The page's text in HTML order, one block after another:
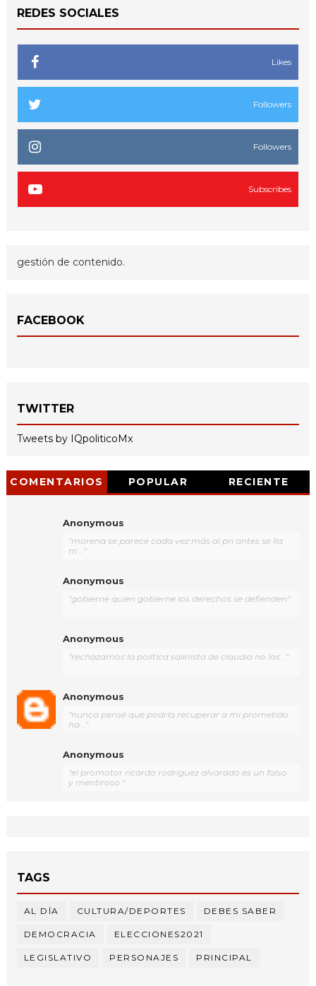
REDES SOCIALES
Likes
Followers
Followers
Subscribes
gestión de contenido.
FACEBOOK
TWITTER
Tweets by IQpoliticoMx
COMENTARIOS POPULAR RECIENTE
Anonymous
"morena se parece cada vez más al pri antes se lla
m..."
Anonymous
"gobierne quien gobierne los derechos se defienden"
Anonymous
"rechazamos la política salinista de claudia no los..."
Anonymous
"nunca pensé que podría recuperar a mi prometido
ha..."
Anonymous
"el promotor ricardo rodríguez alvarado es un falso
y mentiroso "
TAGS
AL DÍA CULTURA/DEPORTES DEBES SABER
DEMOCRACIA ELECCIONES2021
LEGISLATIVO PERSONAJES PRINCIPAL